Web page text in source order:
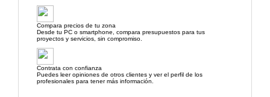
Compara precios de tu zona
Desde tu PC o smartphone, compara presupuestos para tus
proyectos y servicios, sin compromiso.
Contrata con confianza
Puedes leer opiniones de otros clientes y ver el perfil de los
profesionales para tener más información.